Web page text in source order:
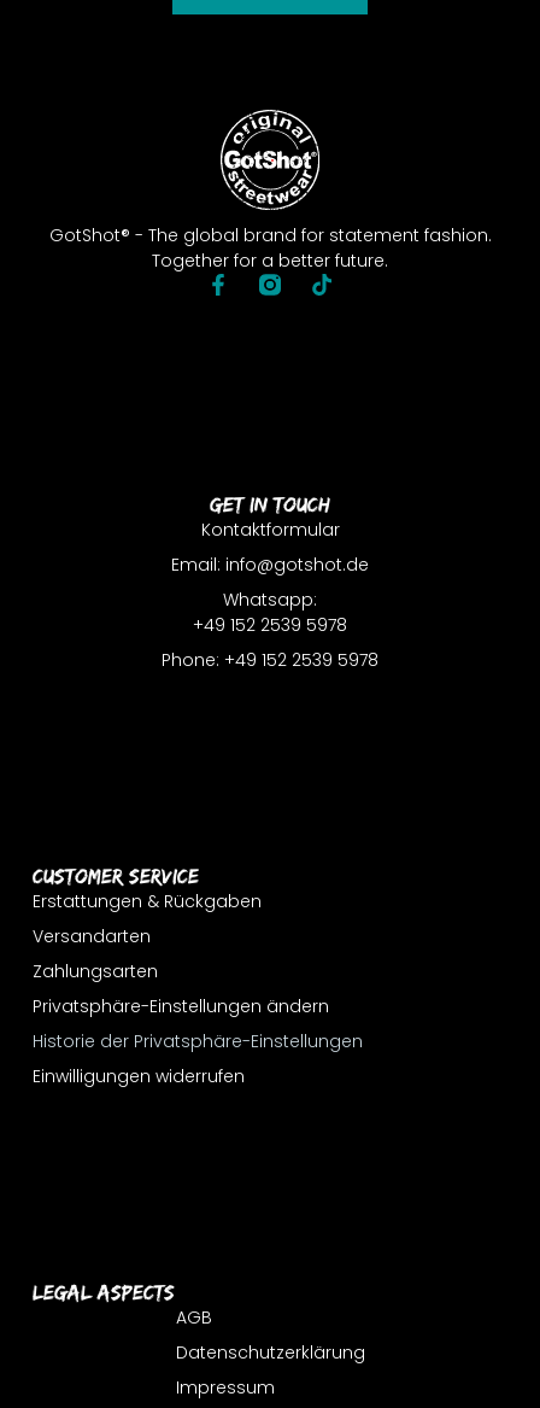
GotShot® - The global brand for statement fashion.
Together for a better future.
Customer Service
Erstattungen & Rückgaben
Versandarten
Zahlungsarten
Privatsphäre-Einstellungen ändern
Historie der Privatsphäre-Einstellungen
Einwilligungen widerrufen
Get In Touch
Kontaktformular
Email: info@gotshot.de
Whatsapp:
+49 152 2539 5978
Phone: +49 152 2539 5978
Legal Aspects
AGB
Datenschutzerklärung
Impressum